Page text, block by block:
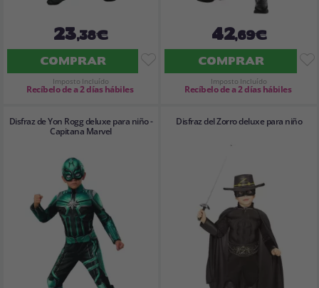
23,38€
COMPRAR
Imposto Incluído
Recíbelo de a 2 días hábiles
42,69€
COMPRAR
Imposto Incluído
Recíbelo de a 2 días hábiles
Disfraz de Yon Rogg deluxe para niño -
Capitana Marvel
Disfraz del Zorro deluxe para niño